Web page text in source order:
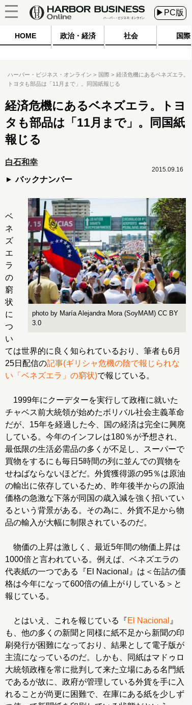
▶PC版
HOME 政治・経済 社会 国際
ハーバー・ビジネス・オンライン 国際
経済危機にあるベネズエラ。
トヨタも部品は「11月まで」。同国紙報じる
経済危機にあるベネズエラ。トヨ
タも部品は「11月まで」。同国紙
報じる
白石和幸
バックナンバー
2015.09.16
photo by María Alejandra Mora (SoyMAM) CC BY
3.0
ベ
ネ
ズ
エ
ラ
の
窮
状
に
つ
い
ては世界的に良く知られているおり、筆者も6月
25日配信の記事(ギリシャ危機の陰で報じられな
い「ベネズエラ」の窮状)で報じている。
1999年にクーデターを実行して政権に就いた
チャベス前大統領が始めたボリバル社会主義革命
だが、15年を経過した今、国の経済は完全に興廃
している。今年のインフレは180％が予想され、
最低限の生活必需品の多くが不足し、スーパーで
買物をするにも毎日5時間の列に並んでの買物を
せねばならないほどだ。外貨獲得源の95％は原油
の輸出に依存しているため、昨年後半からの原油
価格の急激な下落が同国の歳入減を強く招いてい
るという背景がある。その為に、外貨不足から物
品の輸入が大幅に制限されているのだ。
物価の上昇は激しく、最近5年間の物価上昇は
1000倍と言われている。例えば、ベネズエラの
代表紙の一つである『El Nacional』は＜缶詰の価
格は今年になって600倍の値上がりしている＞と
報じている。
とはいえ、これを報じている『El Nacional 』
も、他の多くの新聞と同様に紙不足から新聞の印
刷発行が困難になっており、結果として電子版が
主流になっているのだ。しかも、同紙はマドゥロ
大統領政権を常に批判して来た立場にある名門紙
であるが故に、政府が管理している外貨を手に入
れることが尚更に困難で、在庫にある紙を少しず